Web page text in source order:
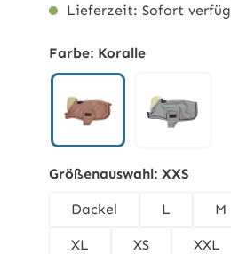
Lieferzeit: Sofort
Farbe: Koralle
Größenauswahl: XXS
Dackel L M
XL XS XXL